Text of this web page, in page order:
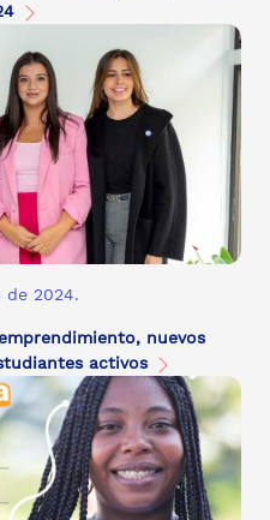
de 2024.
nuevos
activos